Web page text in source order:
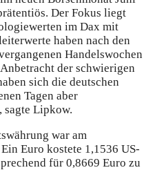
Der Fokus liegt
im Dax mit
haben nach den
Handelswochen
der schwierigen
sich die deutschen
Tagen aber
sagte Lipkow.
war am
Euro kostete 1,1536 US-
für 0,8669 Euro zu